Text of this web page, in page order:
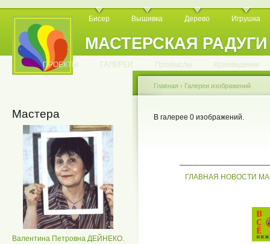
МАСТЕРСКАЯ РАДУГИ
Бисер Вышивка Дерево Игрушка
. . . . . . . . . . .
. ПРОЕКТЫ ГАЛЕРЕИ Промыслы Краеведение
Мастера
Валентина Петровна ДЕЙНЕКО.
Главная › Галереи изображений
В галерее 0 изображений.
ГЛАВНАЯ НОВОСТИ